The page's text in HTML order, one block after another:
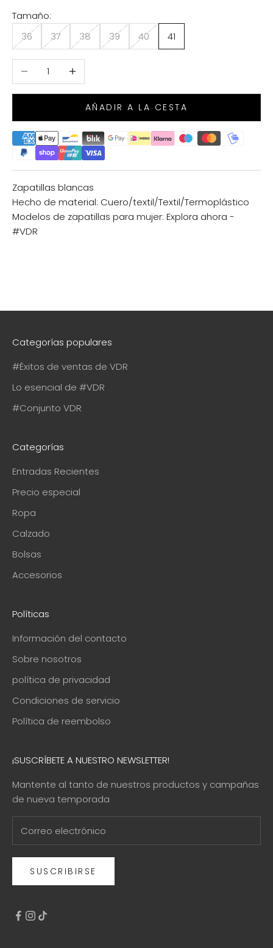
Tamaño:
36
37 38 39 40 41
Reducir cantidadAumentar cantidad
AÑADIR A LA CESTA
Zapatillas blancas
Hecho de material: Cuero/textil/Textil/Termoplástico
Modelos de zapatillas para mujer: Explora ahora -
#VDR
Categorías populares
#Éxitos de ventas de VDR
Lo esencial de #VDR
#Conjunto VDR
Categorías
Entradas Recientes
Precio especial
Ropa
Calzado
Bolsas
Accesorios
Políticas
Información del contacto
Sobre nosotros
política de privacidad
Condiciones de servicio
Política de reembolso
¡SUSCRÍBETE A NUESTRO NEWSLETTER!
Mantente al tanto de nuestros productos y campañas
de nueva temporada
SUSCRIBIRSE